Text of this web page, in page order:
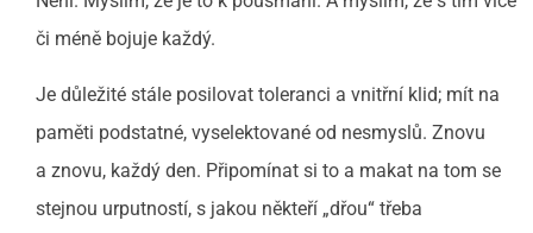
či méně bojuje každý.
Je důležité stále posilovat toleranci a vnitřní klid; mít na
paměti podstatné, vyselektované od nesmyslů. Znovu
a znovu, každý den. Připomínat si to a makat na tom se
stejnou urputností, s jakou někteří „dřou“ třeba